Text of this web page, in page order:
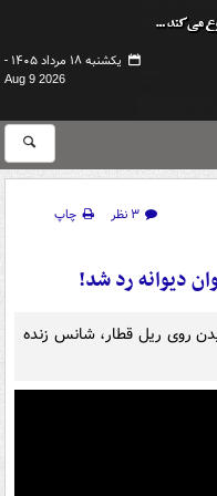
یکشنبه ۱۸ مرداد ۱۴۰۵ -
Aug 9 2026
۳ نظر
چاپ
دیوانه رد شد!
روی ریل قطار، شانس زنده